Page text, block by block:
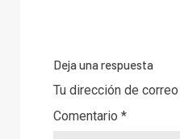
Deja una respuesta
Tu dirección de
Comentario *